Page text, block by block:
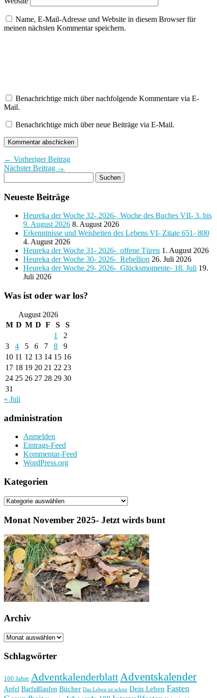
Name, E-Mail-Adresse und Website in diesem Browser für
meinen nächsten Kommentar speichern.
Benachrichtige mich über nachfolgende Kommentare via E-
Mail.
Benachrichtige mich über neue Beiträge via E-Mail.
← Vorheriger Beitrag
Nächster Beitrag →
Neueste Beiträge
Heureka der Woche 32- 2026- Woche des Buches VII- 3. bis
9. August 2026 8. August 2026
Erkenntnisse und Weisheiten des Lebens VI- Zitate 651- 800
4. August 2026
Heureka der Woche 31- 2026- offene Türen 1. August 2026
Heureka der Woche 30- 2026- Rebellion 26. Juli 2026
Heureka der Woche 29- 2026- Glücksmomente- 18. Juli 19.
Juli 2026
Was ist oder war los?
August 2026
M D M D F S
S
1
2
3
4 5 6 7 8
9
10 11 12 13 14 15 16
17 18 19 20 21 22 23
24 25 26 27 28 29 30
31
« Juli
administration
Anmelden
Eintrags-Feed
Kommentar-Feed
WordPress.org
Kategorien
Kategorien
Monat November 2025- Jetzt wirds bunt
Archiv
Archiv
Schlagwörter
100 Jahre AdventkalenderblattAdventskalender
Apfel Barfußlaufen Bücher Das Leben ist schön Dein Leben Fasten